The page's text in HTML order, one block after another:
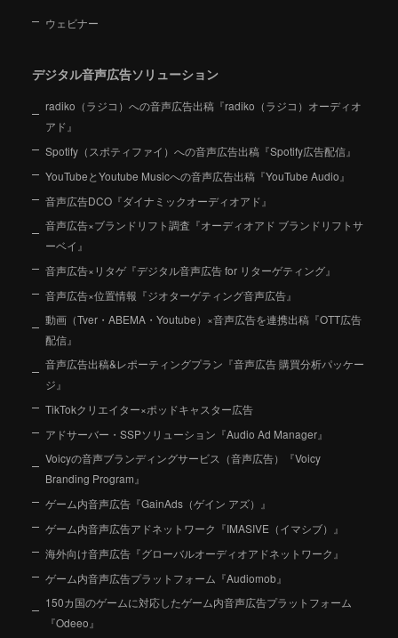
ウェビナー
デジタル音声広告ソリューション
radiko（ラジコ）への音声広告出稿『radiko（ラジコ）オーディオ
アド』
Spotify（スポティファイ）への音声広告出稿『Spotify広告配信』
YouTubeとYoutube Musicへの音声広告出稿『YouTube Audio』
音声広告DCO『ダイナミックオーディオアド』
音声広告×ブランドリフト調査『オーディオアド ブランドリフトサ
ーベイ』
音声広告×リタゲ『デジタル音声広告 for リターゲティング』
音声広告×位置情報『ジオターゲティング音声広告』
動画（Tver・ABEMA・Youtube）×音声広告を連携出稿『OTT広告
配信』
音声広告出稿&レポーティングプラン『音声広告 購買分析パッケー
ジ』
TikTokクリエイター×ポッドキャスター広告
アドサーバー・SSPソリューション『Audio Ad Manager』
Voicyの音声ブランディングサービス（音声広告）『Voicy
Branding Program』
ゲーム内音声広告『GainAds（ゲイン アズ）』
ゲーム内音声広告アドネットワーク『IMASIVE（イマシブ）』
海外向け音声広告『グローバルオーディオアドネットワーク』
ゲーム内音声広告プラットフォーム『Audiomob』
150カ国のゲームに対応したゲーム内音声広告プラットフォーム
『Odeeo』